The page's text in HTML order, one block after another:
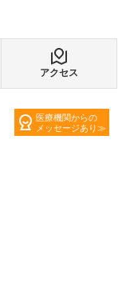
アクセス
医療機関からの
メッセージあり